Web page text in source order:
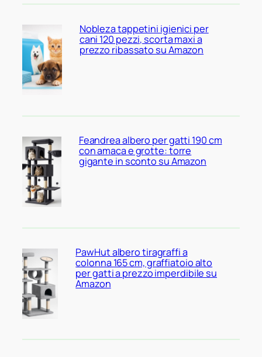
Nobleza tappetini igienici per
cani 120 pezzi, scorta maxi a
prezzo ribassato su Amazon
Feandrea albero per gatti 190 cm
con amaca e grotte: torre
gigante in sconto su Amazon
PawHut albero tiragraffi a
colonna 165 cm, graffiatoio alto
per gatti a prezzo imperdibile su
Amazon